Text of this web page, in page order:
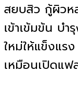
สยบสิว กู้ผิวห
เข้าเข้มข้น บ
ใหม่ให้แข็งแรง
เหมือนเปิดแฟ